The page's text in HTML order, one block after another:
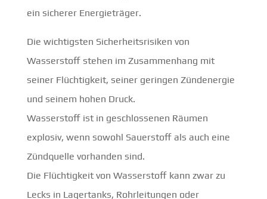
ein sicherer Energieträger.
Die wichtigsten Sicherheitsrisiken von
Wasserstoff stehen im Zusammenhang mit
seiner Flüchtigkeit, seiner geringen Zündenergie
und seinem hohen Druck.
Wasserstoff ist in geschlossenen Räumen
explosiv, wenn sowohl Sauerstoff als auch eine
Zündquelle vorhanden sind.
Die Flüchtigkeit von Wasserstoff kann zwar zu
Lecks in Lagertanks, Rohrleitungen oder